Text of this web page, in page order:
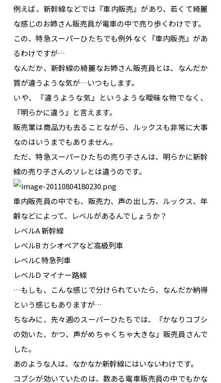
例えば、新幹線などでは『車内販売』があり、若くて綺麗
な感じのお姉さん販売員が電車の中で売り歩くわけです。
この、特急スーパーひたちでも例外なく『車内販売』があ
るわけですが…
なんだか、新幹線の綺麗なお姉さん販売員とは、なんだか
質が違うような気が…いつもします。
いや、『違うような気』というような曖昧な物でなく、
『明らかに違う』と言えます。
販売業は商品力も去ることながら、ルックスも非常に大事
なのはいうまでもありません。
ただ、特急スーパーひたちの売り子さんは、明らかに新幹
線の売り子さんのソレとは違うのです。
車内販売員の中でも、販売力、声の出し方、ルックス、年
齢などによって、レベルがあるんでしょうか？
レベルA 新幹線
レベルB カシオペアなど高級列車
レベルC 特急列車
レベルD マイナー路線
…もしも、こんな感じで分けられていたら、なんだか納得
という感じもありますが…
ちなみに、先々週のスーパーひたちでは、『かなりコブシ
の効いた、かつ、声がめちゃくちゃ大きな』販売員さんで
した。
あのような人は、なかなか新幹線にはいないわけです。
コブシが効いていたのは、数ある電車販売員の中でもかな